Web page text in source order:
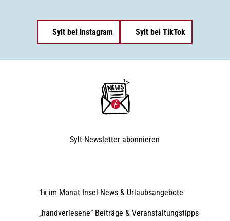
Sylt bei Instagram Sylt bei TikTok
Sylt-Newsletter abonnieren
1x im Monat Insel-News & Urlaubsangebote
„handverlesene” Beiträge & Veranstaltungstipps